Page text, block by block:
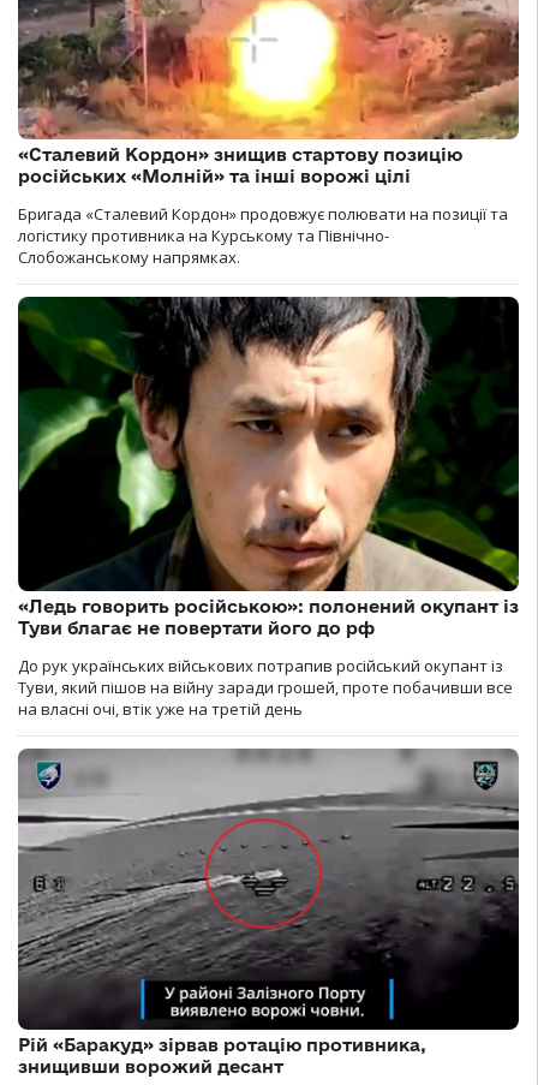
«Сталевий Кордон» знищив стартову позицію
російських «Молній» та інші ворожі цілі
Бригада «Сталевий Кордон» продовжує полювати на позиції та
логістику противника на Курському та Північно-
Слобожанському напрямках.
«Ледь говорить російською»: полонений окупант із
Туви благає не повертати його до рф
До рук українських військових потрапив російський окупант із
Туви, який пішов на війну заради грошей, проте побачивши все
на власні очі, втік уже на третій день
Рій «Баракуд» зірвав ротацію противника,
знищивши ворожий десант